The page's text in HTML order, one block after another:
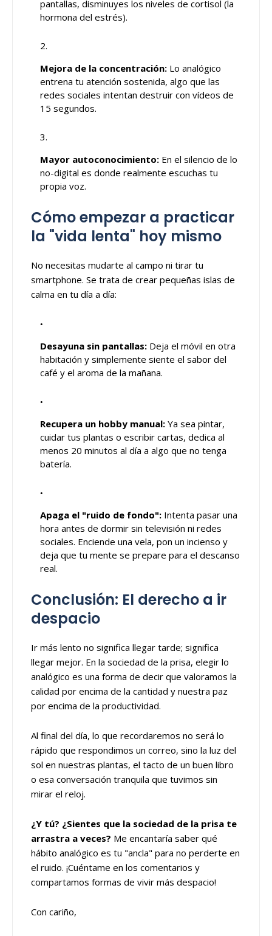
pantallas, disminuyes los niveles de cortisol (la
hormona del estrés).
Mejora de la concentración: Lo analógico
entrena tu atención sostenida, algo que las
redes sociales intentan destruir con vídeos de
15 segundos.
Mayor autoconocimiento: En el silencio de lo
no-digital es donde realmente escuchas tu
propia voz.
Cómo empezar a practicar
la "vida lenta" hoy mismo
No necesitas mudarte al campo ni tirar tu
smartphone. Se trata de crear pequeñas islas de
calma en tu día a día:
Desayuna sin pantallas: Deja el móvil en otra
habitación y simplemente siente el sabor del
café y el aroma de la mañana.
Recupera un hobby manual: Ya sea pintar,
cuidar tus plantas o escribir cartas, dedica al
menos 20 minutos al día a algo que no tenga
batería.
Apaga el "ruido de fondo": Intenta pasar una
hora antes de dormir sin televisión ni redes
sociales. Enciende una vela, pon un incienso y
deja que tu mente se prepare para el descanso
real.
Conclusión: El derecho a ir
despacio
Ir más lento no significa llegar tarde; significa
llegar mejor. En la sociedad de la prisa, elegir lo
analógico es una forma de decir que valoramos la
calidad por encima de la cantidad y nuestra paz
por encima de la productividad.
Al final del día, lo que recordaremos no será lo
rápido que respondimos un correo, sino la luz del
sol en nuestras plantas, el tacto de un buen libro
o esa conversación tranquila que tuvimos sin
mirar el reloj.
¿Y tú? ¿Sientes que la sociedad de la prisa te
arrastra a veces? Me encantaría saber qué
hábito analógico es tu "ancla" para no perderte en
el ruido. ¡Cuéntame en los comentarios y
compartamos formas de vivir más despacio!
Con cariño,